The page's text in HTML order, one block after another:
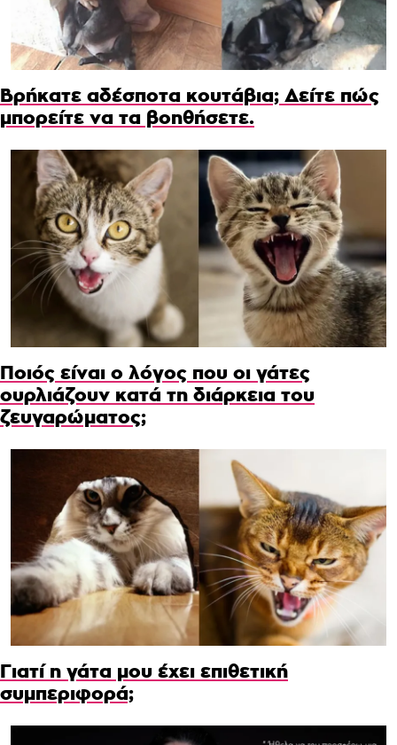
Βρήκατε αδέσποτα κουτάβια; Δείτε πώς
μπορείτε να τα βοηθήσετε.
Ποιός είναι ο λόγος που οι γάτες
ουρλιάζουν κατά τη διάρκεια του
ζευγαρώματος;
Γιατί η γάτα μου έχει επιθετική
συμπεριφορά;